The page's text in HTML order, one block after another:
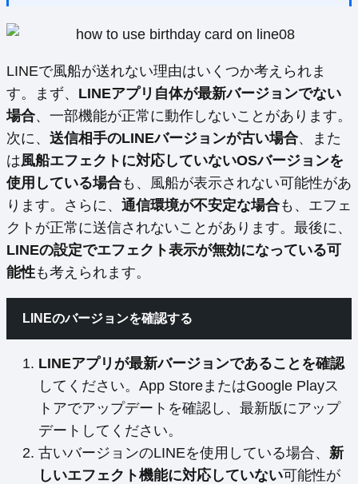
LINEで風船が送れない理由はいくつか考えられま
す。まず、 LINEアプリ自体が最新バージョンでない
場合、一部機能が正常に動作しないことがあります。
次に、 送信相手のLINEバージョンが古い場合、また
は風船エフェクトに対応していないOSバージョンを
使用している場合も、風船が表示されない可能性があ
ります。さらに、 通信環境が不安定な場合も、エフェ
クトが正常に送信されないことがあります。最後に、
LINEの設定でエフェクト表示が無効になっている可
能性も考えられます。
LINEのバージョンを確認する
LINEアプリが最新バージョンであることを確認
してください。App StoreまたはGoogle Playス
トアでアップデートを確認し、最新版にアップ
デートしてください。
古いバージョンのLINEを使用している場合、 新
しいエフェクト機能に対応していない可能性が